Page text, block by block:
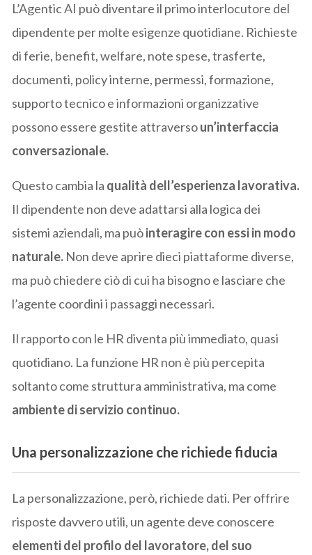
L’Agentic AI può diventare il primo interlocutore del
dipendente per molte esigenze quotidiane. Richieste
di ferie, benefit, welfare, note spese, trasferte,
documenti, policy interne, permessi, formazione,
supporto tecnico e informazioni organizzative
possono essere gestite attraversoun’interfaccia
conversazionale.
Questo cambia la qualità dell’esperienza lavorativa.
Il dipendente non deve adattarsi alla logica dei
sistemi aziendali, ma puòinteragire con essi in modo
naturale. Non deve aprire dieci piattaforme diverse,
ma può chiedere ciò di cui ha bisogno e lasciare che
l’agente coordini i passaggi necessari.
Il rapporto con le HR diventa più immediato, quasi
quotidiano. La funzione HR non è più percepita
soltanto come struttura amministrativa, ma come
ambiente di servizio continuo.
Una personalizzazione che richiede fiducia
La personalizzazione, però, richiede dati. Per offrire
risposte davvero utili, un agente deve conoscere
elementi del profilo del lavoratore, del suo